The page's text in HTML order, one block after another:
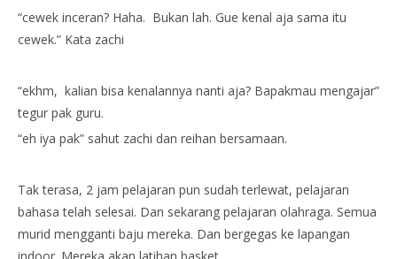
“cewek inceran? Haha. Bukan lah. Gue kenal aja sama itu
cewek.” Kata zachi
“ekhm, kalian bisa kenalannya nanti aja? Bapakmau mengajar”
tegur pak guru.
“eh iya pak” sahut zachi dan reihan bersamaan.
Tak terasa, 2 jam pelajaran pun sudah terlewat, pelajaran
bahasa telah selesai. Dan sekarang pelajaran olahraga. Semua
murid mengganti baju mereka. Dan bergegas ke lapangan